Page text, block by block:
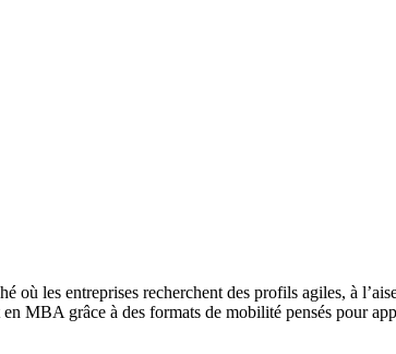
les entreprises recherchent des profils agiles, à
MBA grâce à des formats de mobilité pensés pour